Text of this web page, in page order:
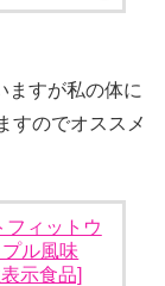
ますが私の体に
すのでオススメ
フィットウ
ル風味
示食品]